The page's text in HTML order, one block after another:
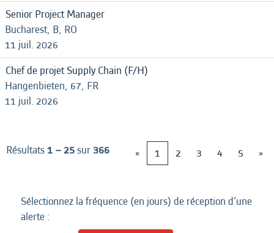
Senior Project Manager
Bucharest, B, RO
11 juil. 2026
Chef de projet Supply Chain (F/H)
Hangenbieten, 67, FR
11 juil. 2026
Résultats1 – 25sur 366 « 1 2 3 4 5 »
Sélectionnez la fréquence (en jours) de réception d’une
alerte :